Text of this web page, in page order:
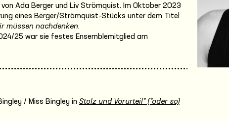
von Ada Berger und Liv Strömquist. Im Oktober 2023
eines Berger/Strömquist-Stücks unter dem Titel
müssen nachdenken.
25 war sie festes Ensemblemitglied am
/ Miss Bingley in Stolz und Vorurteil* (*oder so)